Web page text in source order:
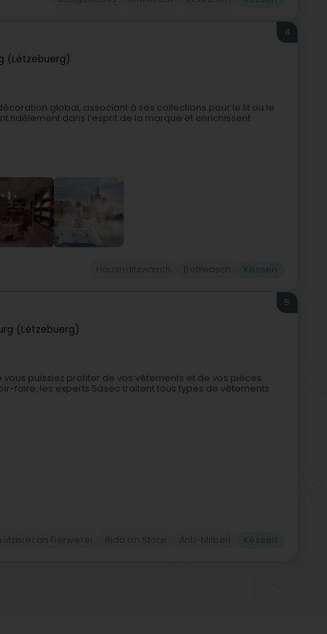
(Lëtzebuerg)
4
global, associant à ses collections pour le lit ou le
fidèlement dans l’esprit de la marque et enrichissent
(Lëtzebuerg)
5
vous puissiez profiter de vos vêtements et de vos pièces
faire, les experts 5àsec traitent tous types de vêtements